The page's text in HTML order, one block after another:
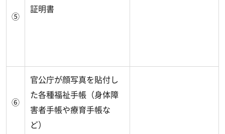
⑤
証明書
⑥
官公庁が顔写真を貼付し
た各種福祉手帳（身体障
害者手帳や療育手帳な
ど）